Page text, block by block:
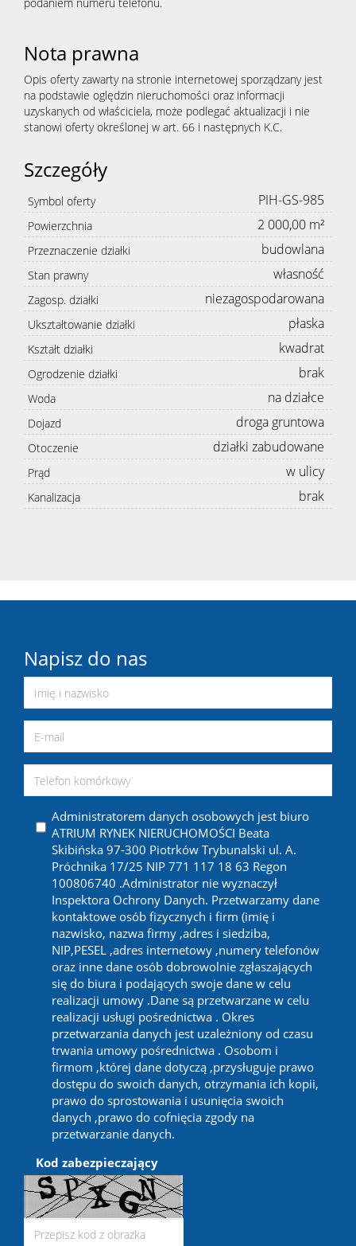
podaniem numeru telefonu.
Nota prawna
Opis oferty zawarty na stronie internetowej sporządzany jest
na podstawie oględzin nieruchomości oraz informacji
uzyskanych od właściciela, może podlegać aktualizacji i nie
stanowi oferty określonej w art. 66 i następnych K.C.
Szczegóły
Symbol oferty PIH-GS-985
Powierzchnia 2 000,00 m²
Przeznaczenie działki budowlana
Stan prawny własność
Zagosp. działki niezagospodarowana
Ukształtowanie działki płaska
Kształt działki kwadrat
Ogrodzenie działki brak
Woda na działce
Dojazd droga gruntowa
Otoczenie działki zabudowane
Prąd w ulicy
Kanalizacja brak
Napisz do nas
Administratorem danych osobowych jest biuro
ATRIUM RYNEK NIERUCHOMOŚCI Beata
Skibińska 97-300 Piotrków Trybunalski ul. A.
Próchnika 17/25 NIP 771 117 18 63 Regon
100806740 .Administrator nie wyznaczył
Inspektora Ochrony Danych. Przetwarzamy dane
kontaktowe osób fizycznych i firm (imię i
nazwisko, nazwa firmy ,adres i siedziba,
NIP,PESEL ,adres internetowy ,numery telefonów
oraz inne dane osób dobrowolnie zgłaszających
się do biura i podających swoje dane w celu
realizacji umowy .Dane są przetwarzane w celu
realizacji usługi pośrednictwa . Okres
przetwarzania danych jest uzależniony od czasu
trwania umowy pośrednictwa . Osobom i
firmom ,której dane dotyczą ,przysługuje prawo
dostępu do swoich danych, otrzymania ich kopii,
prawo do sprostowania i usunięcia swoich
danych ,prawo do cofnięcia zgody na
przetwarzanie danych.
Kod zabezpieczający